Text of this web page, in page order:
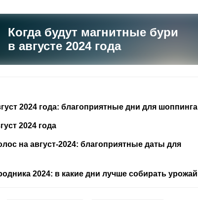
Когда будут магнитные бури
в августе 2024 года
2024 года: благоприятные дни для шоппинга
2024 года
на август-2024: благоприятные даты для
2024: в какие дни лучше собирать урожай